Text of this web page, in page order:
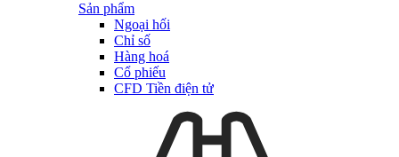
Sản phẩm
Ngoại hối
Chỉ số
Hàng hoá
Cổ phiếu
CFD Tiền điện tử